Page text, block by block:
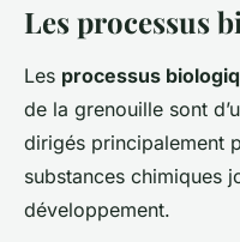
Les processus
Les processus
de la grenouille sont
dirigés principalement
substances chimiques
développement.